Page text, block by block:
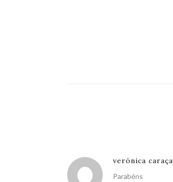
verónica caraça
Parabéns